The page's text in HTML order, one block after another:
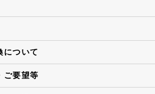
について
ご要望等